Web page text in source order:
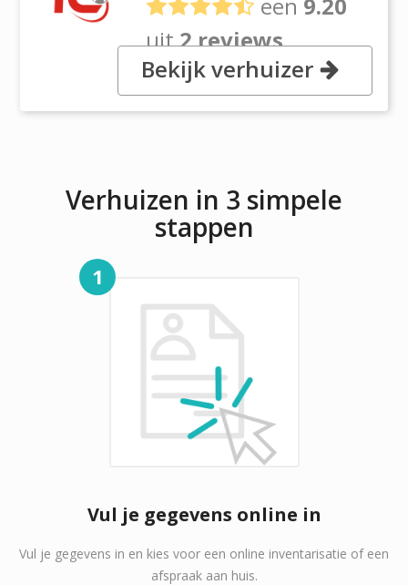
uit2 reviews
Koivelehdontie 12, FI-01510
Vantaa
Bekijk verhuizer
Verhuizen in 3 simpele
stappen
1
Vul je gegevens online in
Vul je gegevens in en kies voor een online inventarisatie of een
afspraak aan huis.